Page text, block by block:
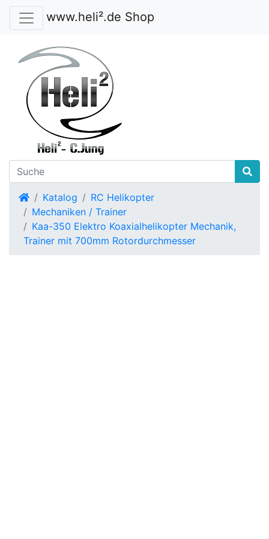
www.heli².de Shop
Startseite
Katalog
RC Helikopter
Mechaniken / Trainer
Kaa-350 Elektro Koaxialhelikopter Mechanik,
Trainer mit 700mm Rotordurchmesser